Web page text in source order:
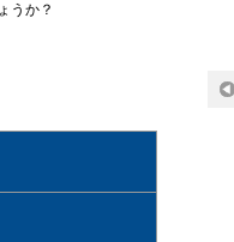
て
トップ
へ
情報
トップ
ィ
トップ
へ
プへ
うか？